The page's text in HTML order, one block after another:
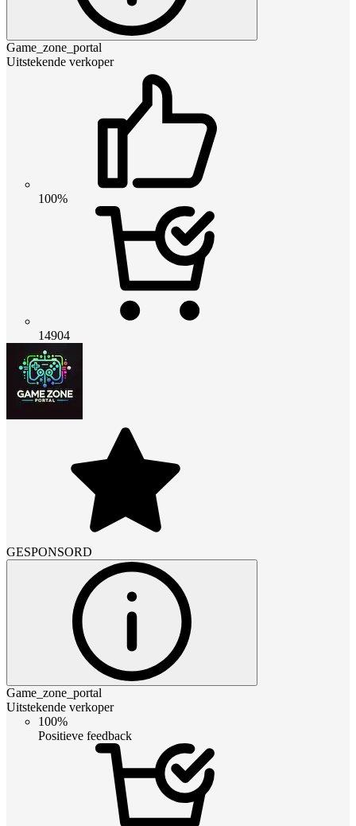
Game_zone_portal
Uitstekende verkoper
100%
14904
GESPONSORD
Game_zone_portal
Uitstekende verkoper
100%
Positieve feedback